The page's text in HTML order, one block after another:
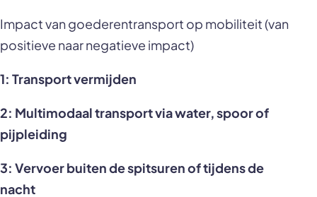
Impact van goederentransport op mobiliteit (van
positieve naar negatieve impact)
1: Transport vermijden
2: Multimodaal transport via water, spoor of
pijpleiding
3: Vervoer buiten de spitsuren of tijdens de
nacht